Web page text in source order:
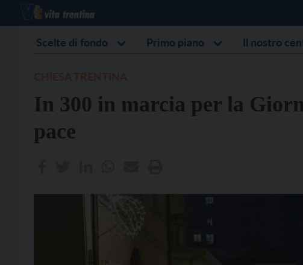
Scelte di fondo Primo piano Il nostro
In 300 in marcia per la
pace